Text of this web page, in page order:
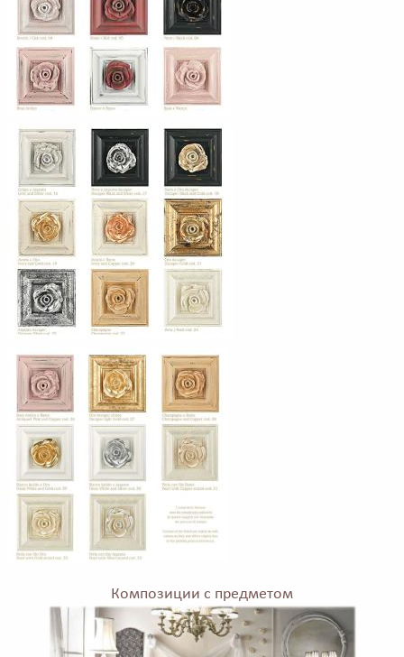
Композиции с предметом